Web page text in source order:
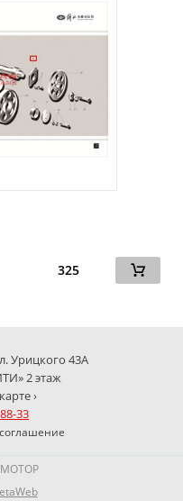
325
Урицкого 43А
2 этаж
›
33